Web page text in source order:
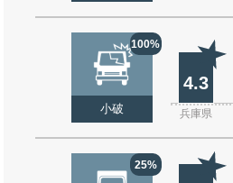
100%
小破
4.3
兵庫県
25%